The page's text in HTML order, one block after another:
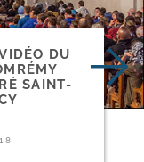
DU
SAINT-​